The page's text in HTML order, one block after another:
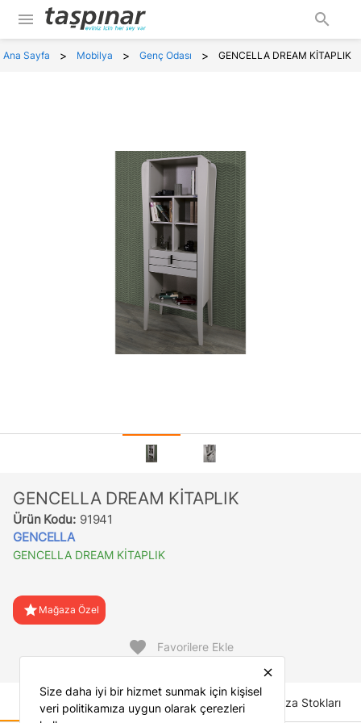
menu search
Ana Sayfa > Mobilya > Genç Odası > GENCELLA DREAM KİTAPLIK
GENCELLA DREAM KİTAPLIK
Ürün Kodu: 91941
GENCELLA
GENCELLA DREAM KİTAPLIK
star Mağaza Özel
favorite Favorilere Ekle
Ürün Açıklaması İade Koşulları Mağaza Stokları
close
Size daha iyi bir hizmet sunmak için kişisel
veri politikamıza uygun olarak çerezleri